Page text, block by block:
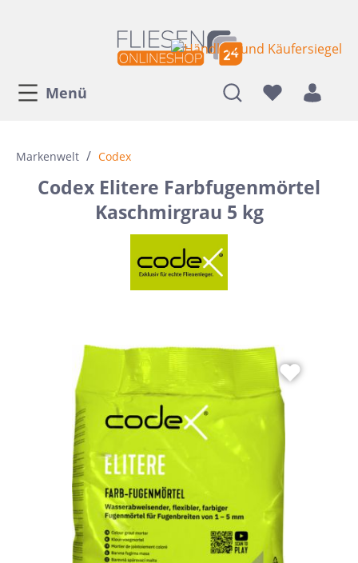
Menü
Markenwelt / Codex
Codex Elitere Farbfugenmörtel
Kaschmirgrau 5 kg